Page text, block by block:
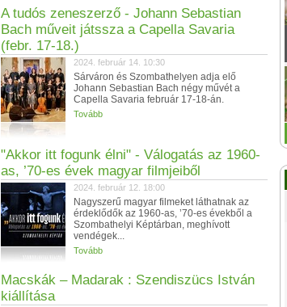
A tudós zeneszerző - Johann Sebastian
Bach műveit játssza a Capella Savaria
(febr. 17-18.)
2024. február 14. 10:30
Sárváron és Szombathelyen adja elő
Johann Sebastian Bach négy művét a
Capella Savaria február 17-18-án.
Tovább
"Akkor itt fogunk élni" - Válogatás az 1960-
as, ’70-es évek magyar filmjeiből
2024. február 12. 18:00
Nagyszerű magyar filmeket láthatnak az
érdeklődők az 1960-as, ’70-es évekből a
Szombathelyi Képtárban, meghívott
vendégek...
Tovább
Macskák – Madarak : Szendiszücs István
kiállítása